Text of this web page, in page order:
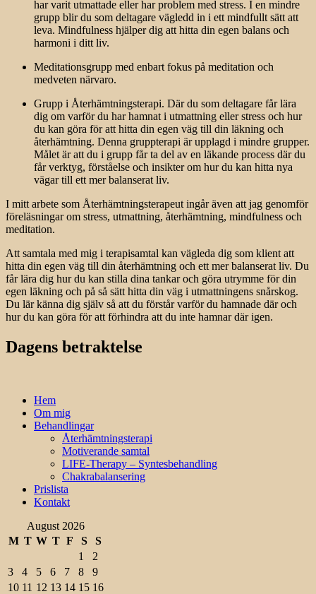
har varit utmattade eller har problem med stress. I en mindre
grupp blir du som deltagare vägledd in i ett mindfullt sätt att
leva. Mindfulness hjälper dig att hitta din egen balans och
harmoni i ditt liv.
Meditationsgrupp med enbart fokus på meditation och
medveten närvaro.
Grupp i Återhämtningsterapi. Där du som deltagare får lära
dig om varför du har hamnat i utmattning eller stress och hur
du kan göra för att hitta din egen väg till din läkning och
återhämtning. Denna gruppterapi är upplagd i mindre grupper.
Målet är att du i grupp får ta del av en läkande process där du
får verktyg, förståelse och insikter om hur du kan hitta nya
vägar till ett mer balanserat liv.
I mitt arbete som Återhämtningsterapeut ingår även att jag genomför
föreläsningar om stress, utmattning, återhämtning, mindfulness och
meditation.
Att samtala med mig i terapisamtal kan vägleda dig som klient att
hitta din egen väg till din återhämtning och ett mer balanserat liv. Du
får lära dig hur du kan stilla dina tankar och göra utrymme för din
egen läkning och på så sätt hitta din väg i utmattningens snårskog.
Du lär känna dig själv så att du förstår varför du hamnade där och
hur du kan göra för att förhindra att du inte hamnar där igen.
Dagens betraktelse
Hem
Om mig
Behandlingar
Återhämtningsterapi
Motiverande samtal
LIFE-Therapy – Syntesbehandling
Chakrabalansering
Prislista
Kontakt
August 2026
M T W T F S
S
1
2
3
4 5 6 7 8
9
10 11 12 13 14 15 16